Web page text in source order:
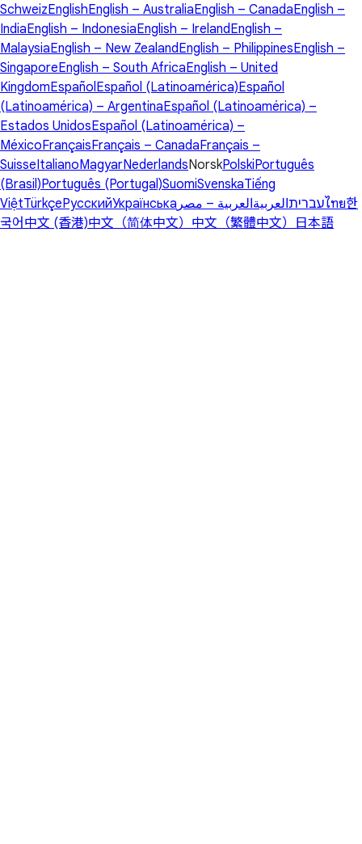
SchweizEnglishEnglish – AustraliaEnglish – CanadaEnglish –
IndiaEnglish – IndonesiaEnglish – IrelandEnglish –
MalaysiaEnglish – New ZealandEnglish – PhilippinesEnglish –
SingaporeEnglish – South AfricaEnglish – United
KingdomEspañolEspañol (Latinoamérica)Español
(Latinoamérica) – ArgentinaEspañol (Latinoamérica) –
Estados UnidosEspañol (Latinoamérica) –
MéxicoFrançaisFrançais – CanadaFrançais –
SuisseItalianoMagyarNederlandsNorskPolskiPortuguês
(Brasil)Português (Portugal)SuomiSvenskaTiếng
ViệtTürkçeРусскийУкраїнська עבריתالعربيةالعربية – مصر ไทย한
국어 中文 (香港)中文（简体中文） 中文（繁體中文） 日本語